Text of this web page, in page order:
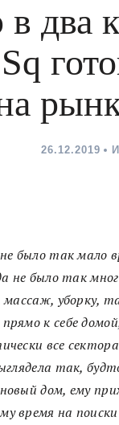
два
26.12.2019
было так мало
не было так
массаж, уборку,
к себе
все
так,
дом, ему
время на